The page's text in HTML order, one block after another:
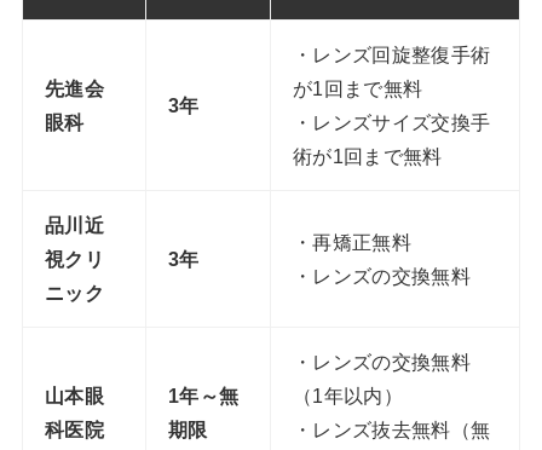
先進会
眼科
3年
・レンズ回旋整復手術
が1回まで無料
・レンズサイズ交換手
術が1回まで無料
品川近
視クリ
ニック
3年
・再矯正無料
・レンズの交換無料
山本眼
科医院
1年～無
期限
・レンズの交換無料
（1年以内）
・レンズ抜去無料（無